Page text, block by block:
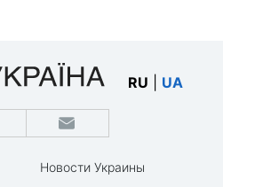
RU UA
Новости Украины